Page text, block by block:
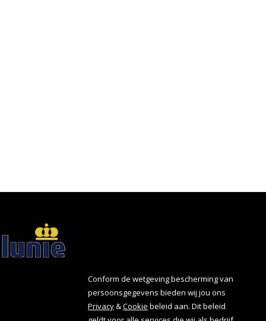
Conform de wetgeving bescherming van
persoonsgegevens bieden wij jou ons
Privacy&Cookie beleid aan. Dit beleid